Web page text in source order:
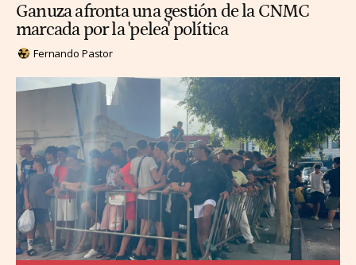
Ganuza afronta una gestión de la CNMC
marcada por la 'pelea' política
Fernando Pastor